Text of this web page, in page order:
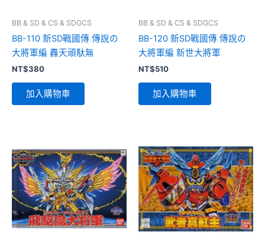
BB & SD & CS & SDGCS
BB-110 新SD戰國傳 傳說の
大將軍編 轟天頑馱無
NT$380
加入購物車
BB & SD & CS & SDGCS
BB-120 新SD戰國傳 傳說の
大將軍編 新世大將軍
NT$510
加入購物車